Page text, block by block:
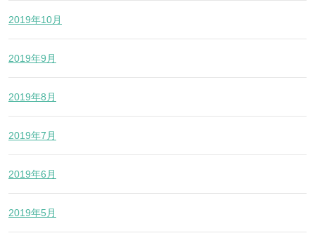
2019年10月
2019年9月
2019年8月
2019年7月
2019年6月
2019年5月